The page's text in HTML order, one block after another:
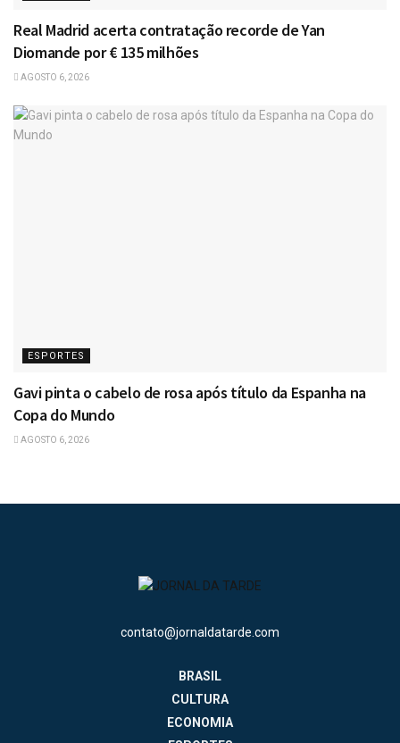
Real Madrid acerta contratação recorde de Yan
Diomande por € 135 milhões
AGOSTO 6, 2026
ESPORTES
Gavi pinta o cabelo de rosa após título da Espanha na
Copa do Mundo
AGOSTO 6, 2026
contato@jornaldatarde.com
BRASIL
CULTURA
ECONOMIA